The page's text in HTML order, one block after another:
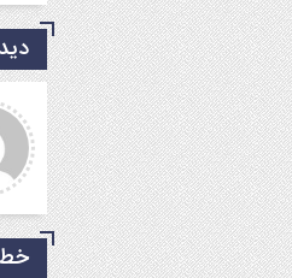
جمالی نسب
موفق باشید و تندرست